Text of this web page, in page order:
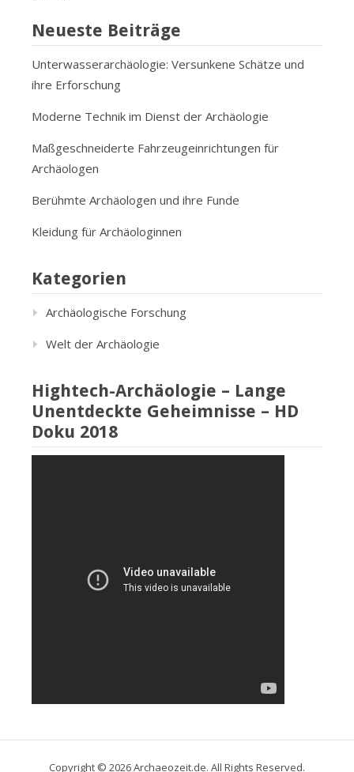
Neueste Beiträge
Unterwasserarchäologie: Versunkene Schätze und
ihre Erforschung
Moderne Technik im Dienst der Archäologie
Maßgeschneiderte Fahrzeugeinrichtungen für
Archäologen
Berühmte Archäologen und ihre Funde
Kleidung für Archäologinnen
Kategorien
Archäologische Forschung
Welt der Archäologie
Hightech-Archäologie – Lange
Unentdeckte Geheimnisse – HD
Doku 2018
Copyright © 2026 Archaeozeit.de. All Rights Reserved.